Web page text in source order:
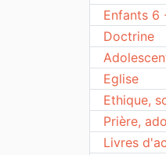
Enfants 6
Doctrine
Eglise
Ethique,
Prière,
Livres